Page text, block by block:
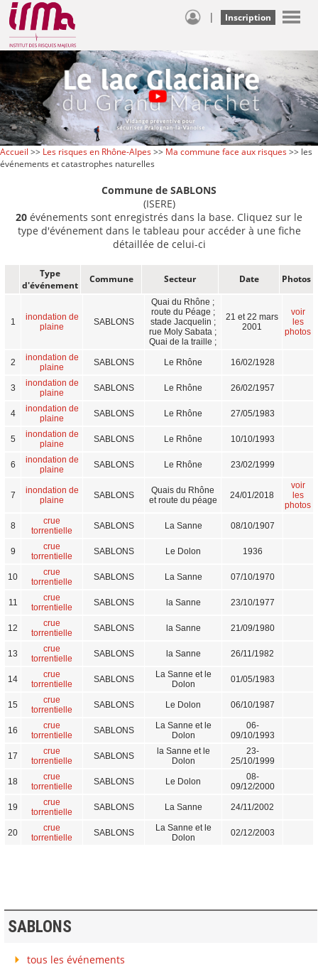
| Inscription
Accueil >> Les risques en Rhône-Alpes>> Ma commune face aux risques>> les
événements et catastrophes naturelles
Commune de SABLONS
(ISERE)
20 événements sont enregistrés dans la base. Cliquez sur le
type d'événement dans le tableau pour accéder à une fiche
détaillée de celui-ci
Type
d'événement
Commune Secteur Date Photos
1
inondation de
plaine
SABLONS
Quai du Rhône ;
route du Péage ;
stade Jacquelin ;
rue Moly Sabata ;
Quai de la traille ;
21 et 22 mars
2001
voir
les
photos
2
inondation de
plaine
SABLONS Le Rhône 16/02/1928
3
inondation de
plaine
SABLONS Le Rhône 26/02/1957
4
inondation de
plaine
SABLONS Le Rhône 27/05/1983
5
inondation de
plaine
SABLONS Le Rhône 10/10/1993
6
inondation de
plaine
SABLONS Le Rhône 23/02/1999
7
inondation de
plaine
SABLONS
Quais du Rhône
et route du péage
24/01/2018
voir
les
photos
8
crue
torrentielle
SABLONS La Sanne 08/10/1907
9
crue
torrentielle
SABLONS Le Dolon 1936
10
crue
torrentielle
SABLONS La Sanne 07/10/1970
11
crue
torrentielle
SABLONS la Sanne 23/10/1977
12
crue
torrentielle
SABLONS la Sanne 21/09/1980
13
crue
torrentielle
SABLONS la Sanne 26/11/1982
14
crue
torrentielle
SABLONS
La Sanne et le
Dolon
01/05/1983
15
crue
torrentielle
SABLONS Le Dolon 06/10/1987
16
crue
torrentielle
SABLONS
La Sanne et le
Dolon
06-
09/10/1993
17
crue
torrentielle
SABLONS
la Sanne et le
Dolon
23-
25/10/1999
18
crue
torrentielle
SABLONS Le Dolon
08-
09/12/2000
19
crue
torrentielle
SABLONS La Sanne 24/11/2002
20
crue
torrentielle
SABLONS
La Sanne et le
Dolon
02/12/2003
SABLONS
tous les événements